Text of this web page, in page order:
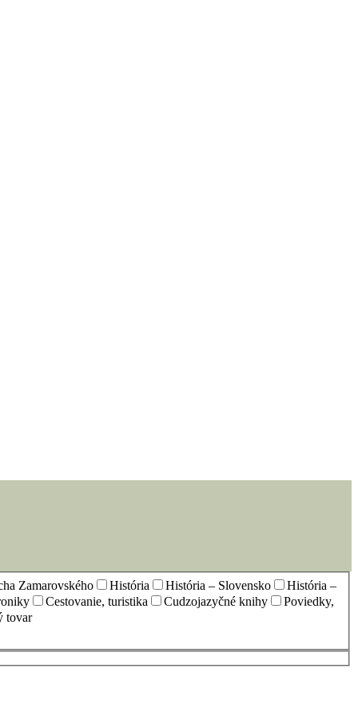
Zamarovského História História – Slovensko
História –
Cestovanie, turistika Cudzojazyčné knihy
Poviedky,
tovar